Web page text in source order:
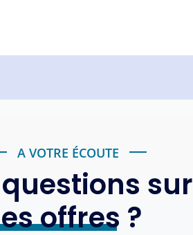
A VOTRE ÉCOUTE
questions sur
offres ?